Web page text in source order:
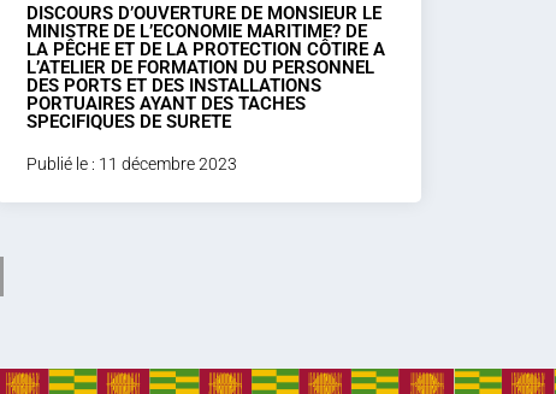
DISCOURS D’OUVERTURE DE MONSIEUR LE
MINISTRE DE L’ECONOMIE MARITIME? DE
LA PÊCHE ET DE LA PROTECTION CÔTIRE A
L’ATELIER DE FORMATION DU PERSONNEL
DES PORTS ET DES INSTALLATIONS
PORTUAIRES AYANT DES TACHES
SPECIFIQUES DE SURETE
Publié le : 11 décembre 2023